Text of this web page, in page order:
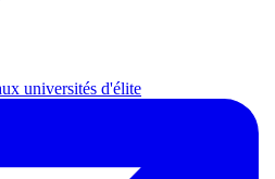
universités d'élite